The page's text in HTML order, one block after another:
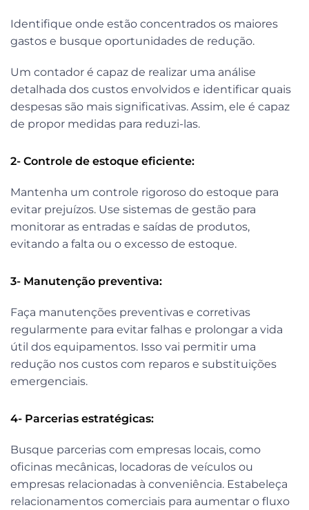
Identifique onde estão concentrados os maiores
gastos e busque oportunidades de redução.
Um contador é capaz de realizar uma análise
detalhada dos custos envolvidos e identificar quais
despesas são mais significativas. Assim, ele é capaz
de propor medidas para reduzi-las.
2- Controle de estoque eficiente:
Mantenha um controle rigoroso do estoque para
evitar prejuízos. Use sistemas de gestão para
monitorar as entradas e saídas de produtos,
evitando a falta ou o excesso de estoque.
3- Manutenção preventiva:
Faça manutenções preventivas e corretivas
regularmente para evitar falhas e prolongar a vida
útil dos equipamentos. Isso vai permitir uma
redução nos custos com reparos e substituições
emergenciais.
4- Parcerias estratégicas:
Busque parcerias com empresas locais, como
oficinas mecânicas, locadoras de veículos ou
empresas relacionadas à conveniência. Estabeleça
relacionamentos comerciais para aumentar o fluxo